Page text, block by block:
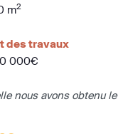
m2
des travaux
000€
nous avons obtenu le